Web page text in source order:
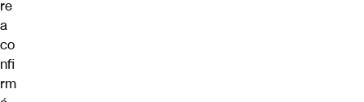
re
a
co
nfi
rm